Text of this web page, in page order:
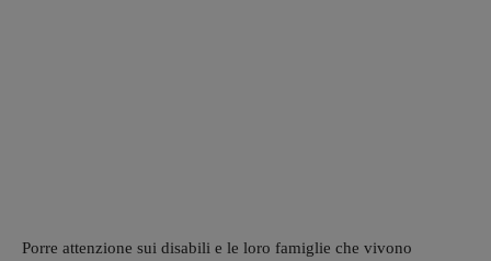
Porre attenzione sui disabili e le loro famiglie che vivono